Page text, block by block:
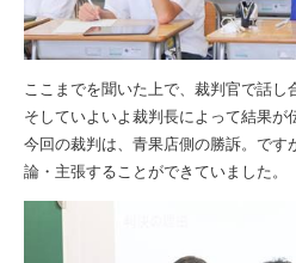
ここまでを聞いた上で、裁判官で話し
そしていよいよ裁判長によって結果が
今回の裁判は、青果店側の勝訴。です
論・主張することができていました。